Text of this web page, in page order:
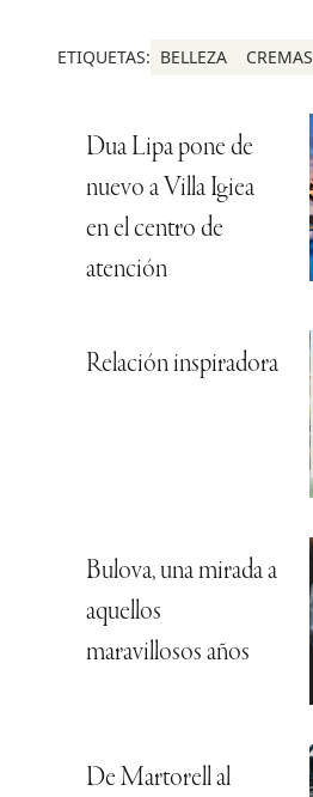
ETIQUETAS: BELLEZA CREMAS
Dua Lipa pone de
nuevo a Villa Igiea
en el centro de
atención
Relación inspiradora
Bulova, una mirada a
aquellos
maravillosos años
De Martorell al